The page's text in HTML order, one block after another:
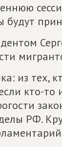
из тех,
кто-то
РФ.